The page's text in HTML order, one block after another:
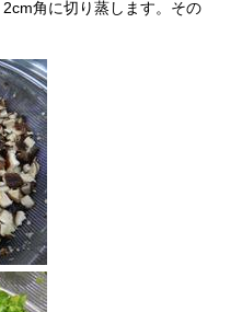
角に切り蒸します。その